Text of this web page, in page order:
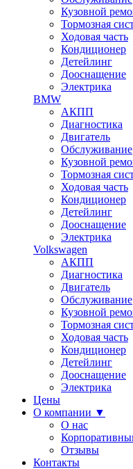
Кузовной
Тормозная
Ходовая часть
Кондиционер
Детейлинг
Дооснащение
Электрика
BMW
АКПП
Диагностика
Двигатель
Обслуживание
Кузовной
Тормозная
Ходовая часть
Кондиционер
Детейлинг
Дооснащение
Электрика
Volkswagen
АКПП
Диагностика
Двигатель
Обслуживание
Кузовной
Тормозная
Ходовая часть
Кондиционер
Детейлинг
Дооснащение
Электрика
Цены
О компании ▼
О нас
Отзывы
Контакты